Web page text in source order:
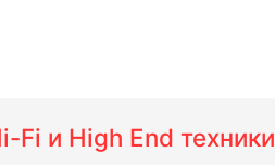
Fi и High End